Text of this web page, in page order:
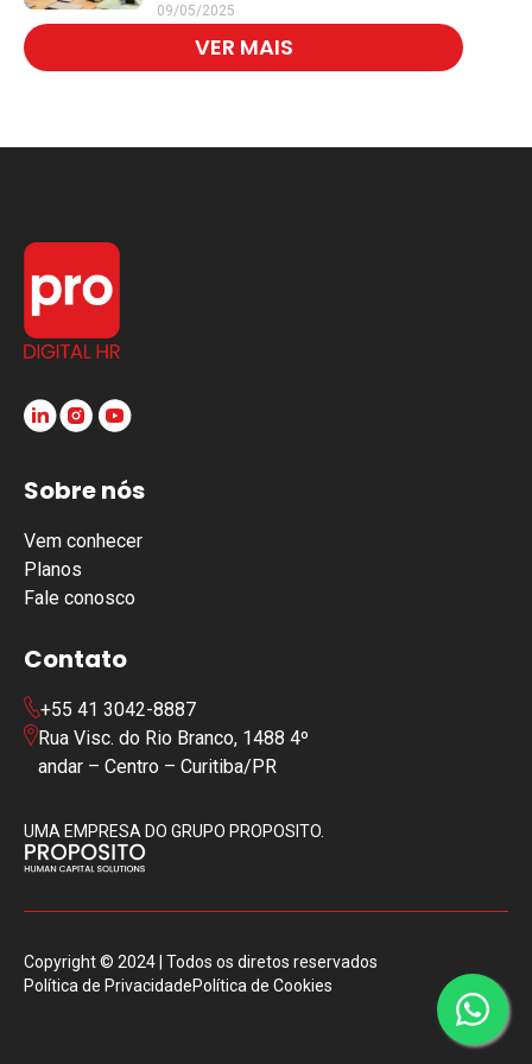
mais saudável e
engajador
09/05/2025
VER MAIS
Sobre nós
Vem conhecer
Planos
Fale conosco
Contato
+55 41 3042-8887
Rua Visc. do Rio Branco, 1488 4º
andar – Centro – Curitiba/PR
UMA EMPRESA DO GRUPO PROPOSITO.
Copyright © 2024 | Todos os diretos reservados
Política de PrivacidadePolítica de Cookies